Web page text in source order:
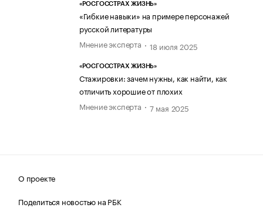
«РОСГОССТРАХ ЖИЗНЬ»
«Гибкие навыки» на примере персонажей
русской литературы
Мнение эксперта
18 июля 2025
«РОСГОССТРАХ ЖИЗНЬ»
Стажировки: зачем нужны, как найти, как
отличить хорошие от плохих
Мнение эксперта
7 мая 2025
О проекте
Поделиться новостью на РБК